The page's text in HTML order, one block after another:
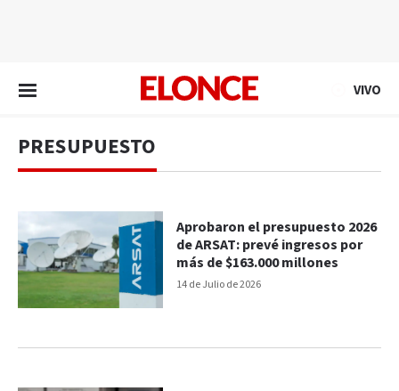
VIVO
PRESUPUESTO
14 de Julio de 2026
Aprobaron el presupuesto 2026
de ARSAT: prevé ingresos por
más de $163.000 millones